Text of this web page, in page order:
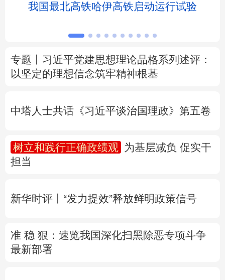
广东 广西 海南
新疆 内蒙古 黑龙江
多语种频道
Русский язык
我国最北高铁哈伊高铁启动运行试验
专题丨 习近平党建思想理论品格系列述评：
以坚定的理想信念筑牢精神根基
中塔人士共话《习近平谈治国理政》第五卷
树立和践行正确政绩观
为基层减负 促实干
担当
新华时评丨“发力提效”释放鲜明政策信号
准 稳 狠：速览我国深化扫黑除恶专项斗争
最新部署